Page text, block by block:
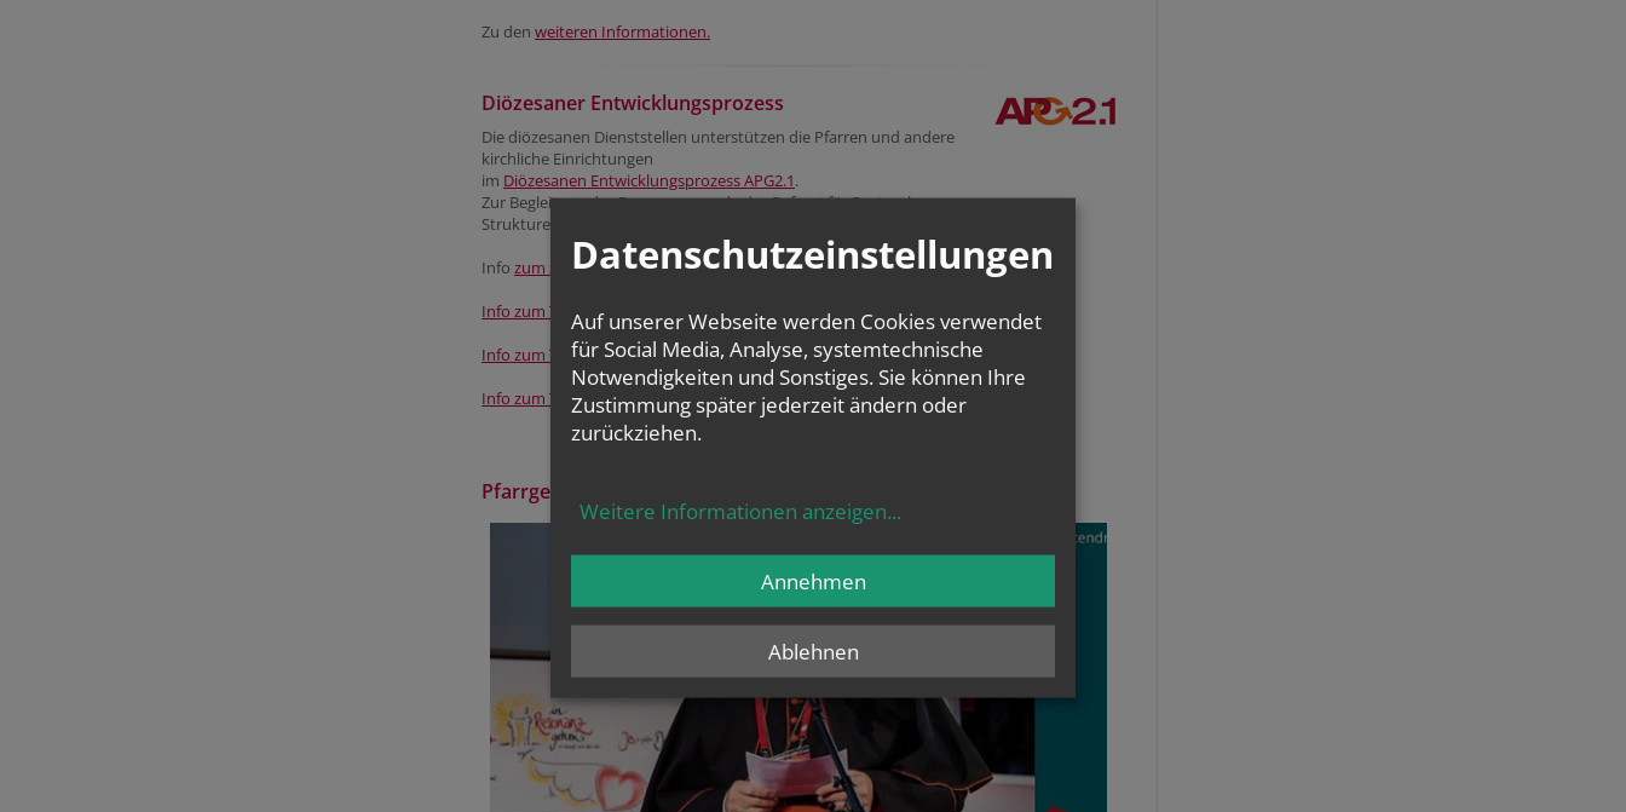
Zu den weiteren Informationen.
Diözesaner Entwicklungsprozess
Die diözesanen Dienststellen unterstützen die Pfarren und andere
kirchliche Einrichtungen
im Diözesanen Entwicklungsprozess APG2.1.
Zur Begleitung des Prozesses wurde das Referat für Pastorale
Strukturentwicklung im Pastoralamt errichtet.
Info zum Strukturentwicklungsprozess
Info zum Thema Pfarrverband
Info zum Thema Pfarre mit Teilgemeinden
Info zum Thema Seelsorgeraum
Pfarrgemeinderat
Datenschutzeinstellungen
Auf unserer Webseite werden Cookies verwendet
für Social Media, Analyse, systemtechnische
Notwendigkeiten und Sonstiges. Sie können Ihre
Zustimmung später jederzeit ändern oder
zurückziehen.
Weitere Informationen anzeigen...
Ablehnen
Annehmen